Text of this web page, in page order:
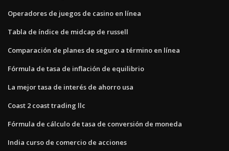
Operadores de juegos de casino en línea
Tabla de índice de midcap de russell
Comparación de planes de seguro a término en línea
Fórmula de tasa de inflación de equilibrio
La mejor tasa de interés de ahorro usa
Coast 2 coast trading llc
Fórmula de cálculo de tasa de conversión de moneda
India curso de comercio de acciones